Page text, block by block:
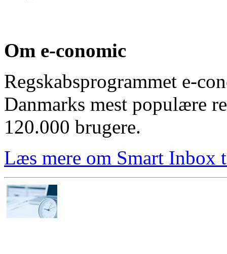
Om e-conomic
Regskabsprogrammet e-
Danmarks mest populære
120.000 brugere.
Læs mere om Smart Inbox